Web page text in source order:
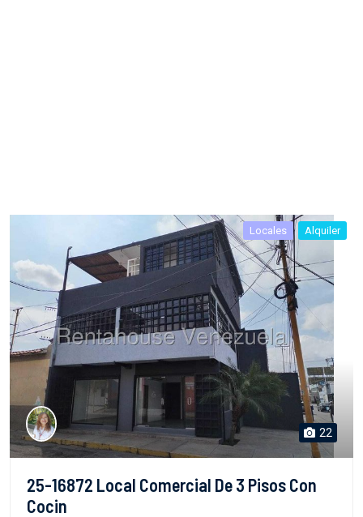
Locales Alquiler
22
25-16872 Local Comercial De 3 Pisos Con
Cocin